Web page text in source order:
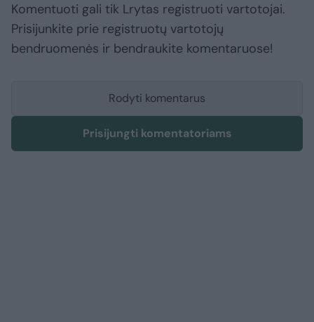
Komentuoti gali tik Lrytas registruoti vartotojai.
Prisijunkite prie registruotų vartotojų
bendruomenės ir bendraukite komentaruose!
Rodyti komentarus
Prisijungti komentatoriams